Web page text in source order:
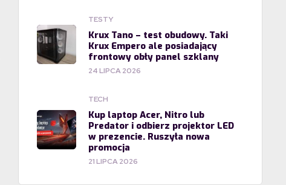
TESTY
Krux Tano – test obudowy. Taki
Krux Empero ale posiadający
frontowy obły panel szklany
24 LIPCA 2026
TECH
Kup laptop Acer, Nitro lub
Predator i odbierz projektor LED
w prezencie. Ruszyła nowa
promocja
21 LIPCA 2026